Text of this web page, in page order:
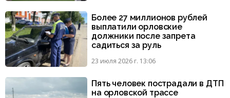
Более 27 миллионов рублей
выплатили орловские
должники после запрета
садиться за руль
23 июля 2026 г. 13:06
Пять человек пострадали в ДТП
на орловской трассе